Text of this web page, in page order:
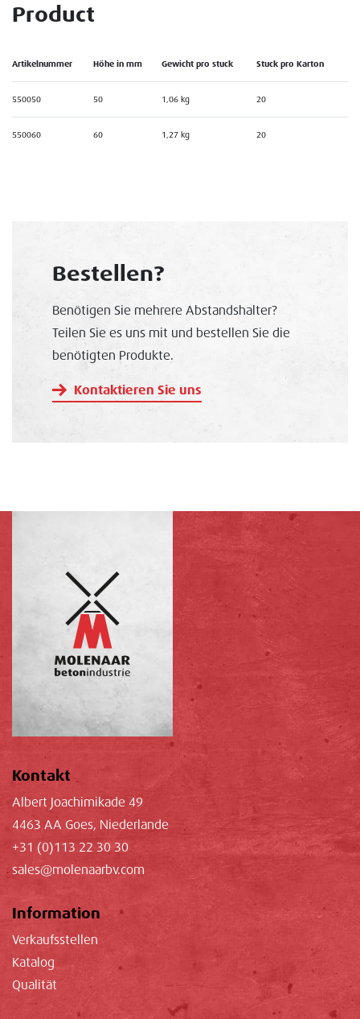
Product
Artikelnummer Höhe in mm Gewicht pro stuck Stuck pro Karton
550050 50 1,06 kg 20
550060 60 1,27 kg 20
Bestellen?
Benötigen Sie mehrere Abstandshalter?
Teilen Sie es uns mit und bestellen Sie die
benötigten Produkte.
Kontaktieren Sie uns
Kontakt
Albert Joachimikade 49
4463 AA Goes, Niederlande
+31 (0)113 22 30 30
sales@molenaarbv.com
Information
Verkaufsstellen
Katalog
Qualität